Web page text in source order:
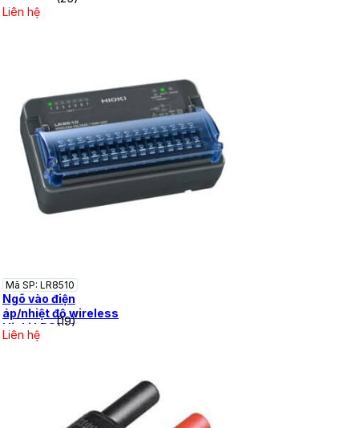
Liên hệ
Mã SP: LR8510
Ngõ vào điện
áp/nhiệt độ wireless
Hioki LR8510
(19)
Liên hệ